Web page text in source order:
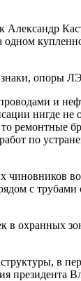
Александр
опоры
и
нигде не
ремонтные
по
с
охранных
в